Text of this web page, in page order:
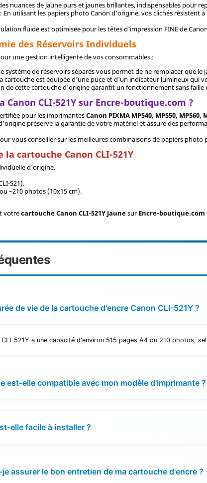
nuances de jaune purs et jaunes brillantes, indispensables pour
: En utilisant les papiers photo Canon d'origine, vos clichés résistent
fluide est optimisée pour les têtes d'impression FINE de
des Réservoirs Individuels
une gestion intelligente de vos consommables :
système de réservoirs séparés vous permet de ne remplacer que
cartouche est équipée d'une puce et d'un indicateur lumineux qui
de cette cartouche d'origine garantit un fonctionnement sans
Canon CLI-521Y sur Encre-boutique.com ?
pour les imprimantesCanon PIXMA MP540, MP550, MP560,
préserve la garantie de votre matériel et assure des
vous conseiller sur les meilleures combinaisons de papiers photo
cartouche Canon CLI-521Y
d'origine.
521).
~210 photos (10x15 cm).
votrecartouche Canon CLI-521Y JaunesurEncre-boutique.com
de vie de la cartouche d'encre Canon CLI-521Y ?
521Y a une capacité d'environ 515 pages A4 ou 210 photos,
est-elle compatible avec mon modèle d'imprimante ?
elle facile à installer ?
assurer le bon entretien de ma cartouche d'encre ?